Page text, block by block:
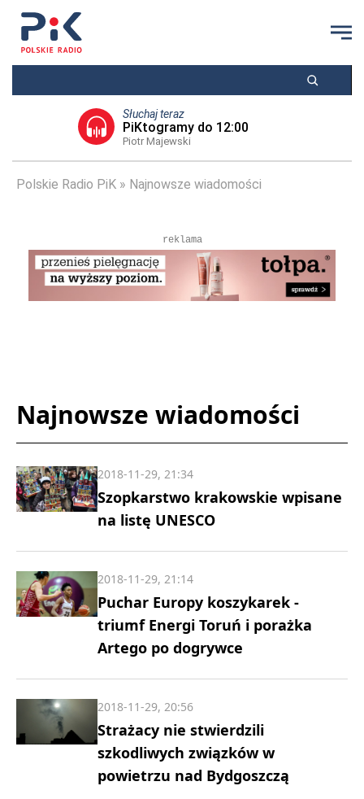
Słuchaj teraz
PiKtogramy do 12:00
Piotr Majewski
Polskie Radio PiK Najnowsze wiadomości
reklama
Najnowsze wiadomości
Szopkarstwo krakowskie wpisane
na listę UNESCO
2018-11-29, 21:34
Puchar Europy koszykarek -
triumf Energi Toruń i porażka
Artego po dogrywce
2018-11-29, 21:14
Strażacy nie stwierdzili
szkodliwych związków w
powietrzu nad Bydgoszczą
2018-11-29, 20:56